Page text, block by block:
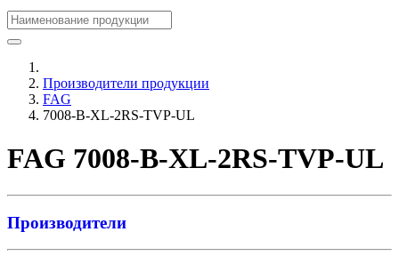
Производители продукции
FAG
7008-B-XL-2RS-TVP-UL
FAG 7008-B-XL-2RS-TVP-UL
Производители